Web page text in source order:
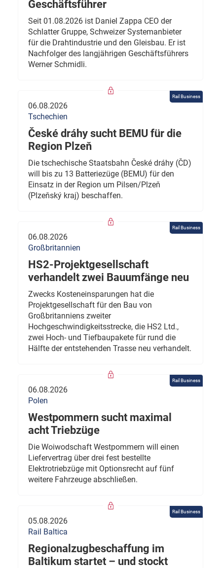
Geschäftsführer
Seit 01.08.2026 ist Daniel Zappa CEO der
Schlatter Gruppe, Schweizer Systemanbieter
für die Drahtindustrie und den Gleisbau. Er ist
Nachfolger des langjährigen Geschäftsführers
Werner Schmidli.
Rail Business
06.08.2026
Tschechien
České dráhy sucht BEMU für die
Region Plzeň
Die tschechische Staatsbahn České dráhy (ČD)
will bis zu 13 Batteriezüge (BEMU) für den
Einsatz in der Region um Pilsen/Plzeň
(Plzeňský kraj) beschaffen.
Rail Business
06.08.2026
Großbritannien
HS2-Projektgesellschaft
verhandelt zwei Bauumfänge neu
Zwecks Kosteneinsparungen hat die
Projektgesellschaft für den Bau von
Großbritanniens zweiter
Hochgeschwindigkeitsstrecke, die HS2 Ltd.,
zwei Hoch- und Tiefbaupakete für rund die
Hälfte der entstehenden Trasse neu verhandelt.
Rail Business
06.08.2026
Polen
Westpommern sucht maximal
acht Triebzüge
Die Woiwodschaft Westpommern will einen
Liefervertrag über drei fest bestellte
Elektrotriebzüge mit Optionsrecht auf fünf
weitere Fahrzeuge abschließen.
Rail Business
05.08.2026
Rail Baltica
Regionalzugbeschaffung im
Baltikum startet – und stockt